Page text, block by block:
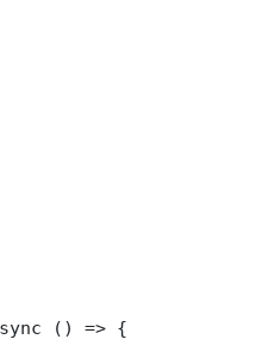
() => {